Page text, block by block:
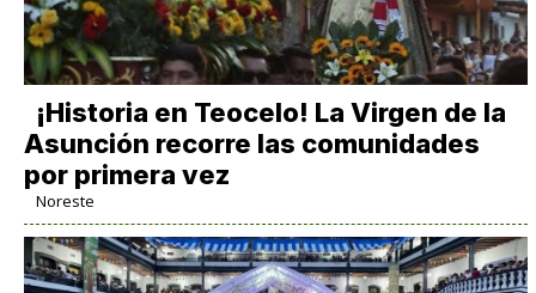
​¡Historia en Teocelo! La Virgen de la
Asunción recorre las comunidades
por primera vez
Noreste